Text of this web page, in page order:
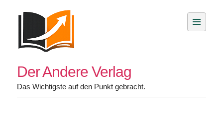
Der Andere Verlag
Das Wichtigste auf den Punkt gebracht.